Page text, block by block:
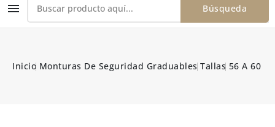
 Búsqueda
Inicio Monturas De Seguridad Graduables Tallas 56 A 60